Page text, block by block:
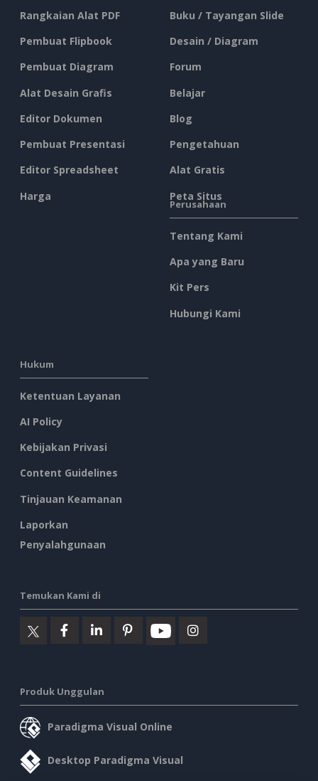
Rangkaian Alat PDF
Pembuat Flipbook
Pembuat Diagram
Alat Desain Grafis
Editor Dokumen
Pembuat Presentasi
Editor Spreadsheet
Harga
Buku / Tayangan Slide
Desain / Diagram
Forum
Belajar
Blog
Pengetahuan
Alat Gratis
Peta Situs
Perusahaan
Tentang Kami
Apa yang Baru
Kit Pers
Hubungi Kami
Hukum
Ketentuan Layanan
AI Policy
Kebijakan Privasi
Content Guidelines
Tinjauan Keamanan
Laporkan
Penyalahgunaan
Temukan Kami di
Produk Unggulan
Paradigma Visual Online
Desktop Paradigma Visual